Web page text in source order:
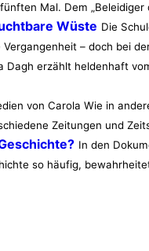
Mal. Dem
Wüste Die
– doch bei
Dagh erzählt heldenhaft
von Carola Wie in
Zeitungen und
In den
so häufig,